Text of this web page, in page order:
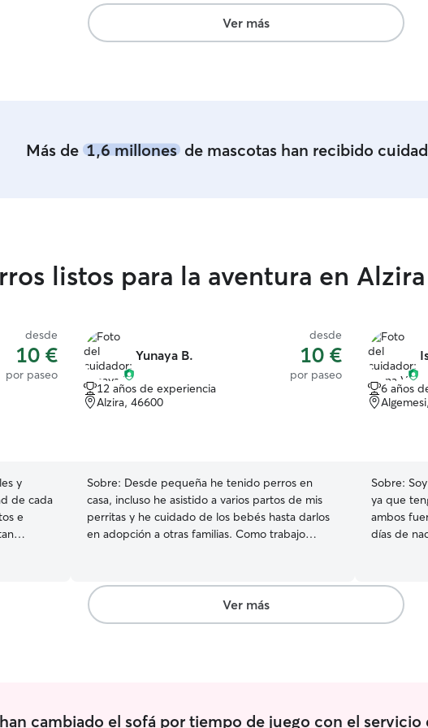
disfruto y
con una
disfrutar
de
dueño
no
frecuentes
que el
estancia,
esté
en todo
perrito y
compañero 🐕💛 El cuidado
encaja
estaré
siempre
donde
Ver más
Más de 1,6 millonesde mascotas han recibido
listos para la aventura en Alzira
desde
10 €
por paseo
y
de cada
e
mi
Yunaya B.
desde
10 €
por paseo
12 años de experiencia
Alzira, 46600
Sobre: Desde pequeña he tenido perros en
casa, incluso he asistido a varios partos de mis
perritas y he cuidado de los bebés hasta darlos
en adopción a otras familias. Como trabajo
(mañana, tarde o noche). Los cuidados son en
casa del dueño. En los paseos me gusta llevarlos
por zonas agradables para que puedan olfatear,
6 años
Sobre:
ya que
ambos
días de
por horas
de
jugar con
por toda
Ver más
cambiado el sofá por tiempo de juego con el servicio